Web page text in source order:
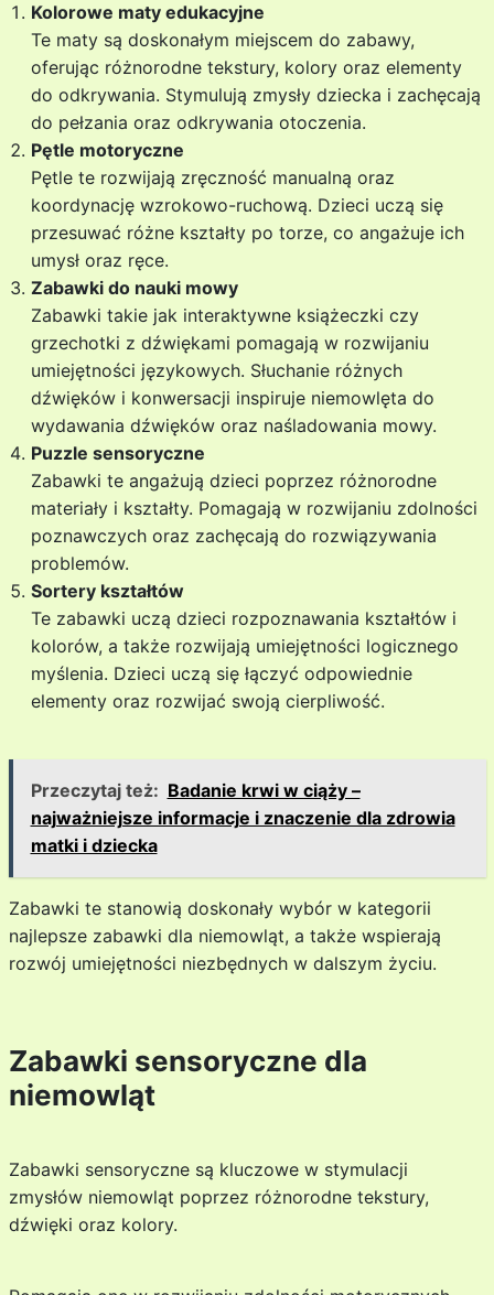
Kolorowe maty edukacyjne
Te maty są doskonałym miejscem do zabawy,
oferując różnorodne tekstury, kolory oraz elementy
do odkrywania. Stymulują zmysły dziecka i zachęcają
do pełzania oraz odkrywania otoczenia.
Pętle motoryczne
Pętle te rozwijają zręczność manualną oraz
koordynację wzrokowo-ruchową. Dzieci uczą się
przesuwać różne kształty po torze, co angażuje ich
umysł oraz ręce.
Zabawki do nauki mowy
Zabawki takie jak interaktywne książeczki czy
grzechotki z dźwiękami pomagają w rozwijaniu
umiejętności językowych. Słuchanie różnych
dźwięków i konwersacji inspiruje niemowlęta do
wydawania dźwięków oraz naśladowania mowy.
Puzzle sensoryczne
Zabawki te angażują dzieci poprzez różnorodne
materiały i kształty. Pomagają w rozwijaniu zdolności
poznawczych oraz zachęcają do rozwiązywania
problemów.
Sortery kształtów
Te zabawki uczą dzieci rozpoznawania kształtów i
kolorów, a także rozwijają umiejętności logicznego
myślenia. Dzieci uczą się łączyć odpowiednie
elementy oraz rozwijać swoją cierpliwość.
Przeczytaj też: Badanie krwi w ciąży –
najważniejsze informacje i znaczenie dla zdrowia
matki i dziecka
Zabawki te stanowią doskonały wybór w kategorii
najlepsze zabawki dla niemowląt, a także wspierają
rozwój umiejętności niezbędnych w dalszym życiu.
Zabawki sensoryczne dla
niemowląt
Zabawki sensoryczne są kluczowe w stymulacji
zmysłów niemowląt poprzez różnorodne tekstury,
dźwięki oraz kolory.